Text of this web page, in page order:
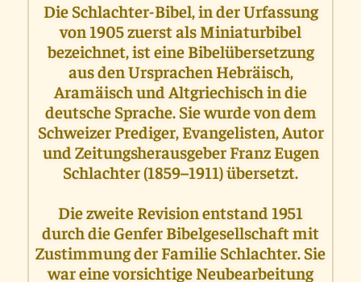
Die Schlachter-Bibel, in der Urfassung
von 1905 zuerst als Miniaturbibel
bezeichnet, ist eine Bibelübersetzung
aus den Ursprachen Hebräisch,
Aramäisch und Altgriechisch in die
deutsche Sprache. Sie wurde von dem
Schweizer Prediger, Evangelisten, Autor
und Zeitungsherausgeber Franz Eugen
Schlachter (1859–1911) übersetzt.
Die zweite Revision entstand 1951
durch die Genfer Bibelgesellschaft mit
Zustimmung der Familie Schlachter. Sie
war eine vorsichtige Neubearbeitung